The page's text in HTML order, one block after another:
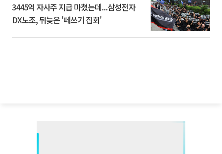
3445억 자사주 지급 마쳤는데...삼성전자
DX노조, 뒤늦은 '떼쓰기 집회'